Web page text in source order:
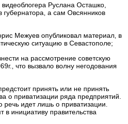
Руслана Осташко,
губернатора, а сам Овсянников
Межуев опубликовал материал, в
ситуацию в Севастополе;
на рассмотрение советскую
что вызвало волну негодования
принять или не принять
о приватизации ряда предприятий.
речь идет лишь о приватизации.
в инициативу правительства